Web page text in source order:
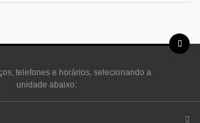
telefones e horários, selecionando a
unidade abaixo: